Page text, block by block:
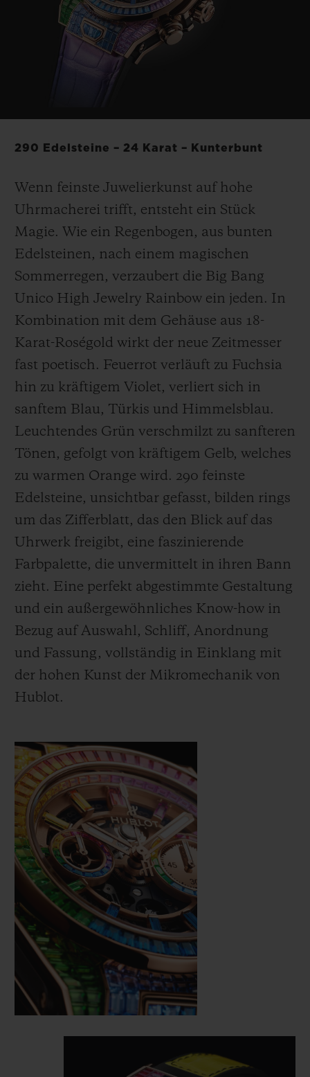
290 Edelsteine – 24 Karat – Kunterbunt
Wenn feinste Juwelierkunst auf hohe
Uhrmacherei trifft, entsteht ein Stück
Magie. Wie ein Regenbogen, aus bunten
Edelsteinen, nach einem magischen
Sommerregen, verzaubert die Big Bang
Unico High Jewelry Rainbow ein jeden. In
Kombination mit dem Gehäuse aus 18-
Karat-Roségold wirkt der neue Zeitmesser
fast poetisch. Feuerrot verläuft zu Fuchsia
hin zu kräftigem Violet, verliert sich in
sanftem Blau, Türkis und Himmelsblau.
Leuchtendes Grün verschmilzt zu sanfteren
Tönen, gefolgt von kräftigem Gelb, welches
zu warmen Orange wird. 290 feinste
Edelsteine, unsichtbar gefasst, bilden rings
um das Zifferblatt, das den Blick auf das
Uhrwerk freigibt, eine faszinierende
Farbpalette, die unvermittelt in ihren Bann
zieht. Eine perfekt abgestimmte Gestaltung
und ein außergewöhnliches Know-how in
Bezug auf Auswahl, Schliff, Anordnung
und Fassung, vollständig in Einklang mit
der hohen Kunst der Mikromechanik von
Hublot.
BIG BANG
SUMMER MULTI-
COLORED CERAMIC
BIG BANG
PEACH CERAMIC
EXKLUSIVE DIENSTLEISTUNGEN
HUBLOTISTA UND GARANTIEVERLÄNGERUNG
VORAUSSICHTLICHE LIEFERZEIT
SICHERE BEZAHLUNG
GESCHENKBEUTEL
KONTAKT
EINE BOUTIQUE FINDEN